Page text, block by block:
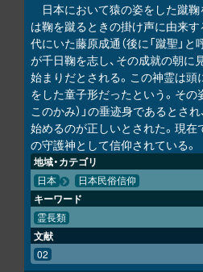
日本において猿の姿をした蹴鞠
は鞠を蹴るときの掛け声に由来
代にいた藤原成通（後に「蹴聖」
が千日鞠を志し、その成就の朝
始まりだとされる。この神霊は頭
をした童子形だったという。その
このかみ）」の垂迹身であるとさ
始めるのが正しいとされた。現在
の守護神として信仰されている。
地域・カテゴリ
日本 日本民俗信仰
キーワード
霊長類
文献
02